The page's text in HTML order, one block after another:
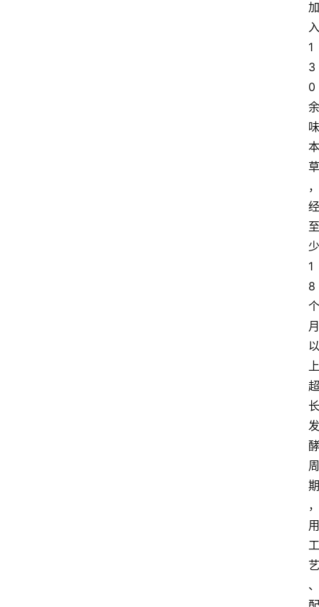
加
入
1
3
0
余
味
本
草
，
经
至
少
1
8
个
月
以
上
超
长
发
酵
周
期
，
用
工
艺
、